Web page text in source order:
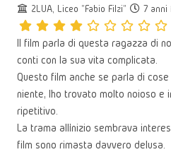
2LUA, Liceo "Fabio Filzi" 7 anni
Il film parla di questa ragazza di
conti con la sua vita complicata.
Questo film anche se parla di
niente, l’ho trovato molto noioso e
ripetitivo.
La trama all’inizio sembrava
film sono rimasta davvero delusa.